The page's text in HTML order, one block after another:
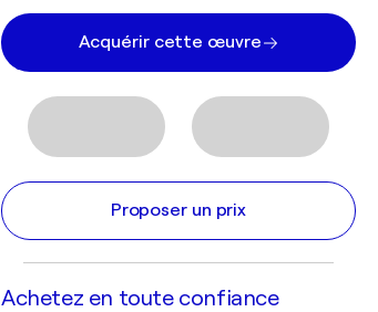
Acquérir cette œuvre
Proposer un prix
Achetez en toute confiance